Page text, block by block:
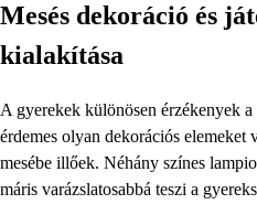
Mesés dekoráció és
kialakítása
A gyerekek különösen érzékenyek
érdemes olyan dekorációs elemeket
mesébe illőek. Néhány színes
máris varázslatosabbá teszi a